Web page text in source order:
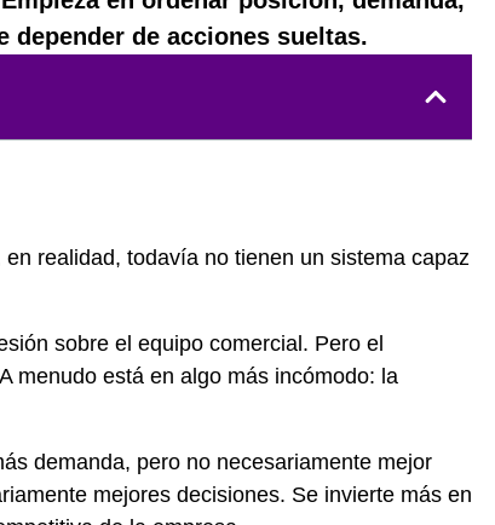
depender de acciones sueltas.
realidad, todavía no tienen un sistema capaz
sobre el equipo comercial. Pero el
menudo está en algo más incómodo: la
demanda, pero no necesariamente mejor
mejores decisiones. Se invierte más en